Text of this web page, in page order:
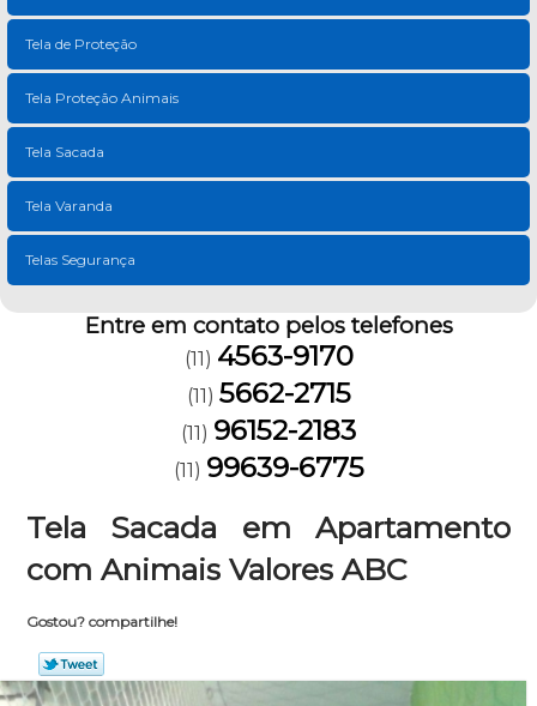
Tela de Proteção
Tela Proteção Animais
Tela Sacada
Tela Varanda
Telas Segurança
Entre em contato pelos telefones
(11) 4563-9170
(11) 5662-2715
(11) 96152-2183
(11) 99639-6775
Tela Sacada em Apartamento
com Animais Valores ABC
Gostou? compartilhe!